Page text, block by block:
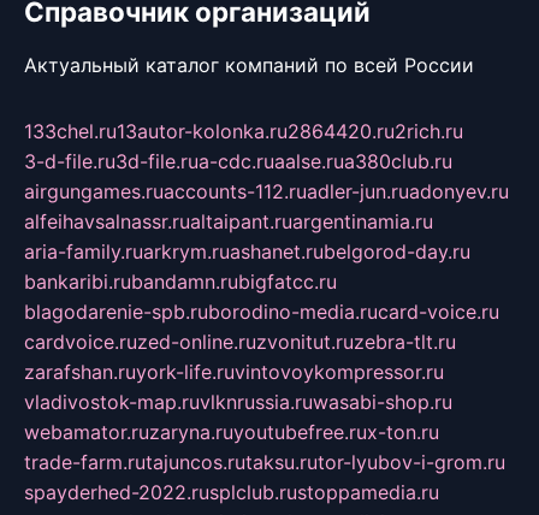
Справочник организаций
Актуальный каталог компаний по всей России
133chel.ru13autor-kolonka.ru2864420.ru2rich.ru
3-d-file.ru3d-file.rua-cdc.ruaalse.rua380club.ru
airgungames.ruaccounts-112.ruadler-jun.ruadonyev.ru
alfeihavsalnassr.rualtaipant.ruargentinamia.ru
aria-family.ruarkrym.ruashanet.rubelgorod-day.ru
bankaribi.rubandamn.rubigfatcc.ru
blagodarenie-spb.ruborodino-media.rucard-voice.ru
cardvoice.ruzed-online.ruzvonitut.ruzebra-tlt.ru
zarafshan.ruyork-life.ruvintovoykompressor.ru
vladivostok-map.ruvlknrussia.ruwasabi-shop.ru
webamator.ruzaryna.ruyoutubefree.rux-ton.ru
trade-farm.rutajuncos.rutaksu.rutor-lyubov-i-grom.ru
spayderhed-2022.rusplclub.rustoppamedia.ru